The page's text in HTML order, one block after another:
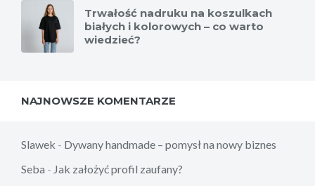
Trwałość nadruku na koszulkach
białych i kolorowych – co warto
wiedzieć?
NAJNOWSZE KOMENTARZE
Slawek - Dywany handmade – pomysł na nowy biznes
Seba - Jak założyć profil zaufany?